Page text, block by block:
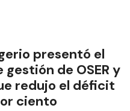
presentó el
gestión de OSER y
redujo el déficit
ciento